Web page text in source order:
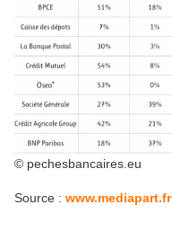
© pechesbancaires.eu
Source : www.mediapart.fr